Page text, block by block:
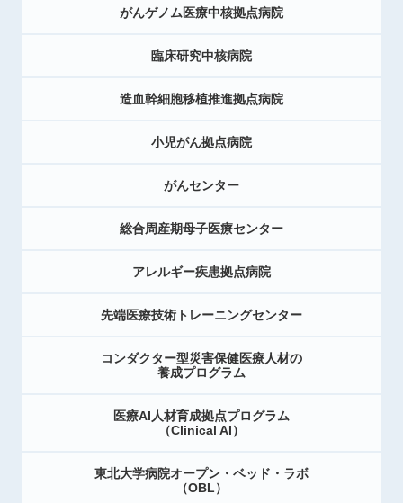
がんゲノム医療中核拠点病院
臨床研究中核病院
造血幹細胞移植推進拠点病院
小児がん拠点病院
がんセンター
総合周産期母子医療センター
アレルギー疾患拠点病院
先端医療技術トレーニングセンター
コンダクター型災害保健医療人材の
養成プログラム
医療AI人材育成拠点プログラム
（Clinical AI）
東北大学病院オープン・ベッド・ラボ
（OBL）